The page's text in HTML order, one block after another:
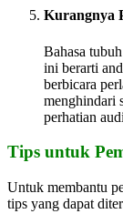
Kurangnya
Bahasa
ini berarti
berbicara
menghindari
perhatian
Tips untuk
Untuk membantu
tips yang dapat